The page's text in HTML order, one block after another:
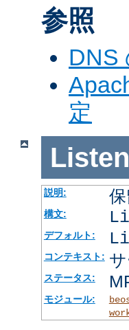
参照
DNS
定
説明:
構文:
デフォルト:
コンテキスト:
ステータス:
モジュール: